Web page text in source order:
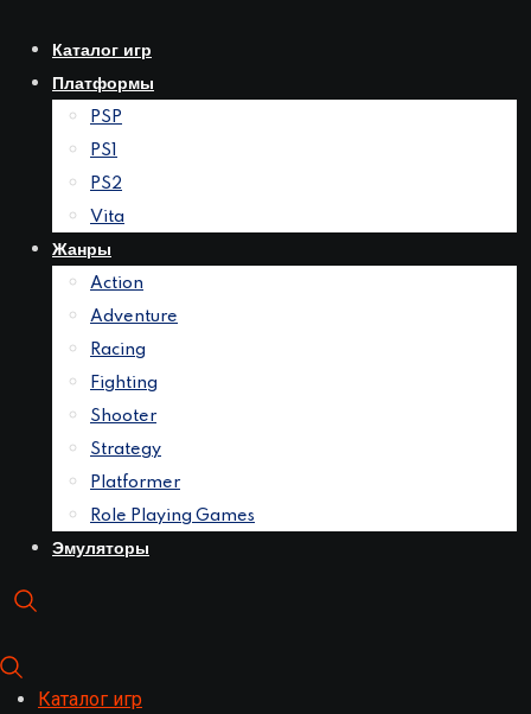
контенту
Каталог игр
Платформы
PSP
PS1
PS2
Vita
Жанры
Action
Adventure
Racing
Fighting
Shooter
Strategy
Platformer
Role Playing Games
Эмуляторы
Каталог игр